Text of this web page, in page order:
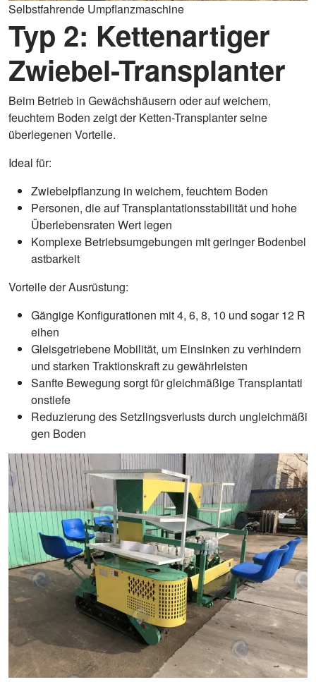
Selbstfahrende Umpflanzmaschine
Typ 2: Kettenartiger
Zwiebel-Transplanter
Beim Betrieb in Gewächshäusern oder auf weichem,
feuchtem Boden zeigt der Ketten-Transplanter seine
überlegenen Vorteile.
Ideal für:
Zwiebelpflanzung in weichem, feuchtem Boden
Personen, die auf Transplantationsstabilität und hohe
Überlebensraten Wert legen
Komplexe Betriebsumgebungen mit geringer Bodenbel
astbarkeit
Vorteile der Ausrüstung:
Gängige Konfigurationen mit 4, 6, 8, 10 und sogar 12 R
eihen
Gleisgetriebene Mobilität, um Einsinken zu verhindern
und starken Traktionskraft zu gewährleisten
Sanfte Bewegung sorgt für gleichmäßige Transplantati
onstiefe
Reduzierung des Setzlingsverlusts durch ungleichmäßi
gen Boden